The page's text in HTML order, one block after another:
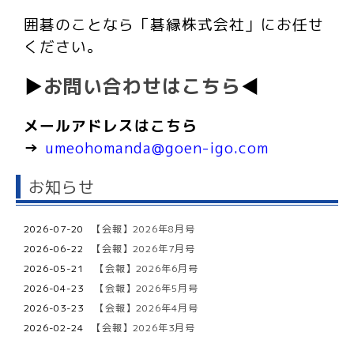
囲碁のことなら「碁縁株式会社」にお任せ
ください。
▶お問い合わせはこちら◀
メールアドレスはこちら
→ umeohomanda@goen-igo.com
お知らせ
2026-07-20
【会報】2026年8月号
2026-06-22
【会報】2026年7月号
2026-05-21
【会報】2026年6月号
2026-04-23
【会報】2026年5月号
2026-03-23
【会報】2026年4月号
2026-02-24
【会報】2026年3月号